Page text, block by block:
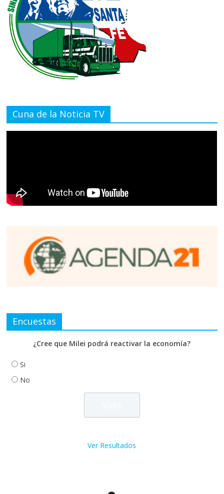
Cuna de la Noticia TV
Encuestas
¿Cree que Milei podrá reactivar la economía?
Si
No
Ver Resultados